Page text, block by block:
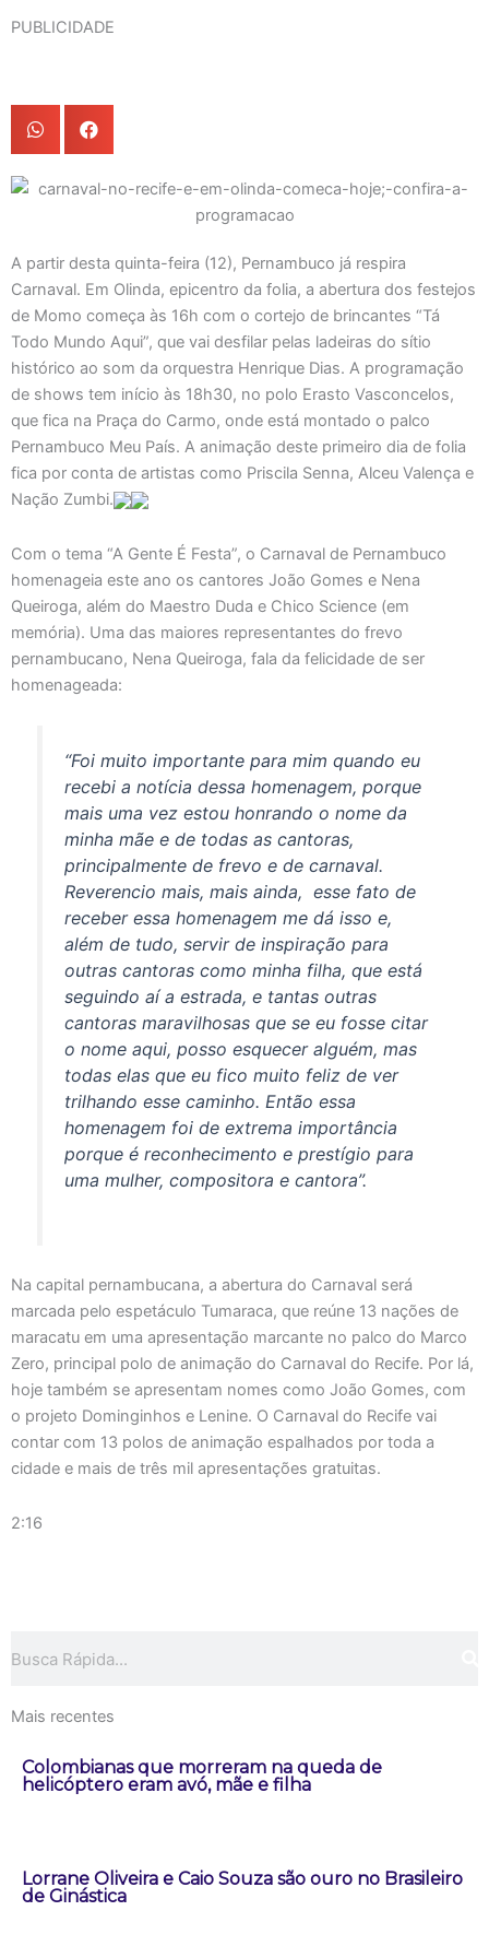
PUBLICIDADE
A partir desta quinta-feira (12), Pernambuco já respira
Carnaval. Em Olinda, epicentro da folia, a abertura dos festejos
de Momo começa às 16h com o cortejo de brincantes “Tá
Todo Mundo Aqui”, que vai desfilar pelas ladeiras do sítio
histórico ao som da orquestra Henrique Dias. A programação
de shows tem início às 18h30, no polo Erasto Vasconcelos,
que fica na Praça do Carmo, onde está montado o palco
Pernambuco Meu País. A animação deste primeiro dia de folia
fica por conta de artistas como Priscila Senna, Alceu Valença e
Nação Zumbi.
Com o tema “A Gente É Festa”, o Carnaval de Pernambuco
homenageia este ano os cantores João Gomes e Nena
Queiroga, além do Maestro Duda e Chico Science (em
memória). Uma das maiores representantes do frevo
pernambucano, Nena Queiroga, fala da felicidade de ser
homenageada:
“Foi muito importante para mim quando eu
recebi a notícia dessa homenagem, porque
mais uma vez estou honrando o nome da
minha mãe e de todas as cantoras,
principalmente de frevo e de carnaval.
Reverencio mais, mais ainda, esse fato de
receber essa homenagem me dá isso e,
além de tudo, servir de inspiração para
outras cantoras como minha filha, que está
seguindo aí a estrada, e tantas outras
cantoras maravilhosas que se eu fosse citar
o nome aqui, posso esquecer alguém, mas
todas elas que eu fico muito feliz de ver
trilhando esse caminho. Então essa
homenagem foi de extrema importância
porque é reconhecimento e prestígio para
uma mulher, compositora e cantora”.
Na capital pernambucana, a abertura do Carnaval será
marcada pelo espetáculo Tumaraca, que reúne 13 nações de
maracatu em uma apresentação marcante no palco do Marco
Zero, principal polo de animação do Carnaval do Recife. Por lá,
hoje também se apresentam nomes como João Gomes, com
o projeto Dominginhos e Lenine. O Carnaval do Recife vai
contar com 13 polos de animação espalhados por toda a
cidade e mais de três mil apresentações gratuitas.
2:16
Mais recentes
Colombianas que morreram na queda de
helicóptero eram avó, mãe e filha
Lorrane Oliveira e Caio Souza são ouro no Brasileiro
de Ginástica